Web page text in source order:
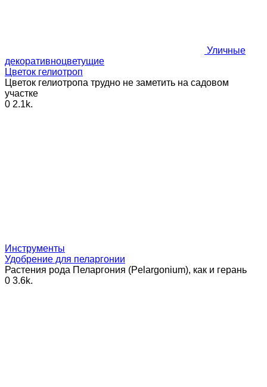
Уличные
декоративноцветущие
Цветок гелиотроп
Цветок гелиотропа трудно не заметить на садовом
участке
0 2.1k.
Инструменты
Удобрение для пеларгонии
Растения рода Пеларгония (Pelargonium), как и герань
0 3.6k.